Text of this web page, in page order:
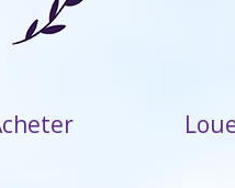
acheter